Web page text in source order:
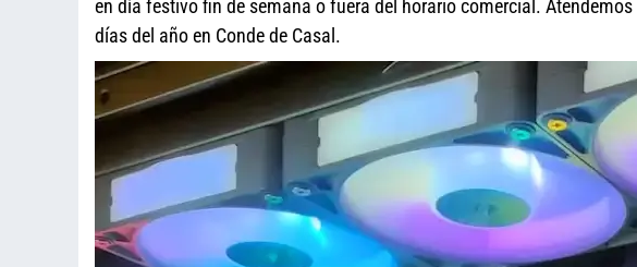
en día festivo fin de semana o fuera del horario comercial. Atendemos
días del año en Conde de Casal.